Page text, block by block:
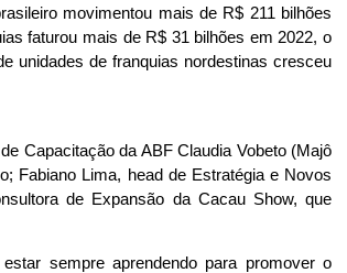
movimentou mais de R$ 211 bilhões
faturou mais de R$ 31 bilhões em 2022, o
unidades de franquias nordestinas cresceu
Capacitação da ABF Claudia Vobeto (Majô
Fabiano Lima, head de Estratégia e Novos
de Expansão da Cacau Show, que
sempre aprendendo para promover o